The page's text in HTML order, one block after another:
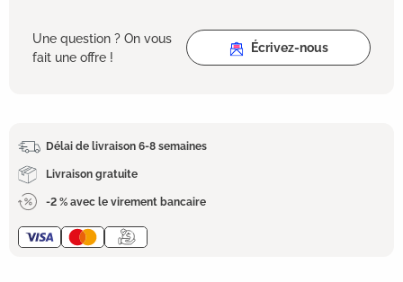
Une question ? On vous
fait une offre !
Écrivez-nous
Délai de livraison 6-8 semaines
Livraison gratuite
-2 % avec le virement bancaire